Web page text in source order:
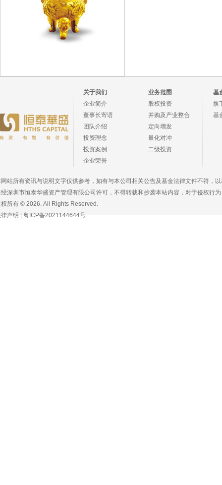
关于我们
企业简介
董事长寄语
团队介绍
投资理念
投资案例
企业荣誉
业务范围
股权投资
并购及产业整合
定向增发
量化对冲
二级投资
基
旗
基
站所有资讯与说明文字仅供参考，如有与本公司相关公告及基金法律文件不符，
深圳市恒泰华盛资产管理有限公司许可，不得转载和抄袭本站内容，对于侵权行
权所有 © 2026. All Rights Reserved.
声明
粤ICP备2021144644号